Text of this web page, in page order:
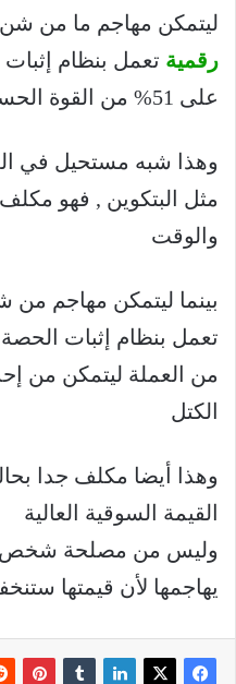
ليتمكن مهاجم ما من شن
رقمية تعمل بنظام
على 51% من القوة الحسابية الكلية الموجودة ككل
وهذا شبه مستحيل في
مثل البتكوين , فهو
والوقت
بينما ليتمكن مهاجم
من العملة ليتمكن من
الكتل
وهذا أيضا مكلف جدا
القيمة السوقية العالية
يهاجمها ﻷن قيمتها